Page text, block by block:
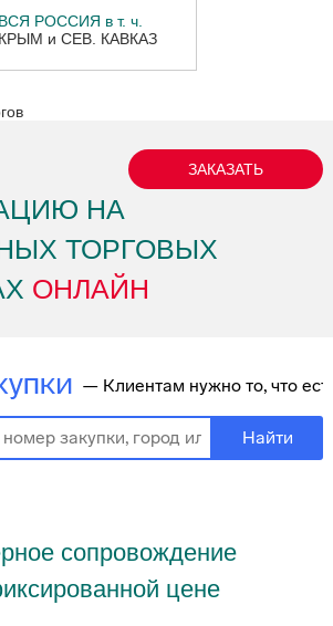
ВСЯ РОССИЯ в т. ч.
КРЫМ и СЕВ. КАВКАЗ
ЗАКАЗАТЬ
НА
ТОРГОВЫХ
ОНЛАЙН
сопровождение
цене